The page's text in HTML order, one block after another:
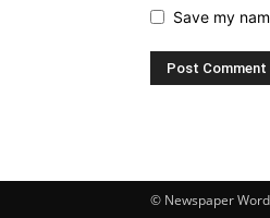
Save my
© Newspaper